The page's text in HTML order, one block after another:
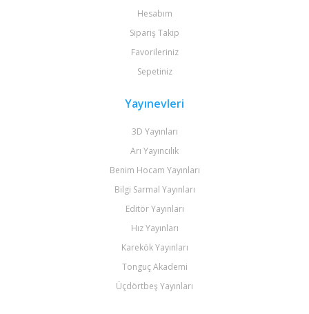
Hesabım
Sipariş Takip
Favorileriniz
Sepetiniz
Yayınevleri
3D Yayınları
Arı Yayıncılık
Benim Hocam Yayınları
Bilgi Sarmal Yayınları
Editör Yayınları
Hız Yayınları
Karekök Yayınları
Tonguç Akademi
Üçdörtbeş Yayınları